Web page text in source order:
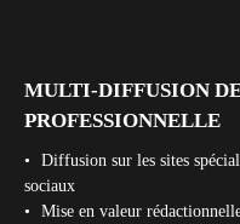
MULTI-DIFFUSION
PROFESSIONNELLE
Diffusion sur les sites
sociaux
Mise en valeur